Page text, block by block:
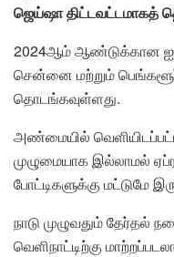
ஜெய்ஷா திட்டவட்டமாகத்
2024ஆம் ஆண்டுக்கான
சென்னை மற்றும்
தொடங்கவுள்ளது.
அண்மையில்
முழுமையாக இல்லாமல்
போட்டிகளுக்கு மட்டுமே
நாடு முழுவதும் தேர்தல்
வெளிநாட்டிற்கு